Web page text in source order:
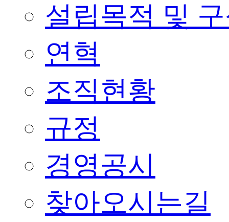
설립목적 및
연혁
조직현황
규정
경영공시
찾아오시는길